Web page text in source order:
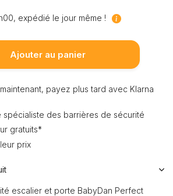
expédié le jour même !
Ajouter au panier
payez plus tard avec Klarna
spécialiste des barrières de sécurité
gratuits*
prix
escalier et porte BabyDan Perfect